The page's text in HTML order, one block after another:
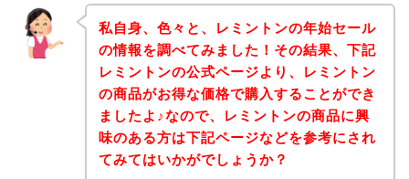
私自身、色々と、レミントンの年始セール
の情報を調べてみました！その結果、下記
レミントンの公式ページより、レミントン
の商品がお得な価格で購入することができ
ましたよ♪なので、レミントンの商品に興
味のある方は下記ページなどを参考にされ
てみてはいかがでしょうか？